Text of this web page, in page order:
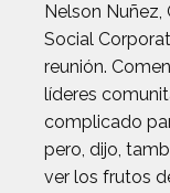
Nelson Nuñez,
Social
reunión.
líderes
complicado
pero, dijo,
ver los frutos